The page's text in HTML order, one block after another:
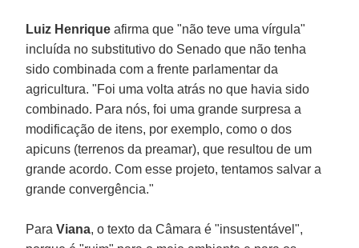
Luiz Henrique afirma que "não teve uma vírgula"
incluída no substitutivo do Senado que não tenha
sido combinada com a frente parlamentar da
agricultura. "Foi uma volta atrás no que havia sido
combinado. Para nós, foi uma grande surpresa a
modificação de itens, por exemplo, como o dos
apicuns (terrenos da preamar), que resultou de um
grande acordo. Com esse projeto, tentamos salvar a
grande convergência."
ParaViana, o texto da Câmara é "insustentável",